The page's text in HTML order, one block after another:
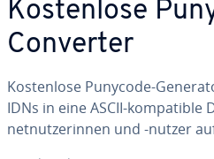
Kos­ten­lo­se
Converter
Kos­ten­lo­se Punycode-
IDNs in eine ASCII-
net­nut­ze­rin­nen und -nutzer